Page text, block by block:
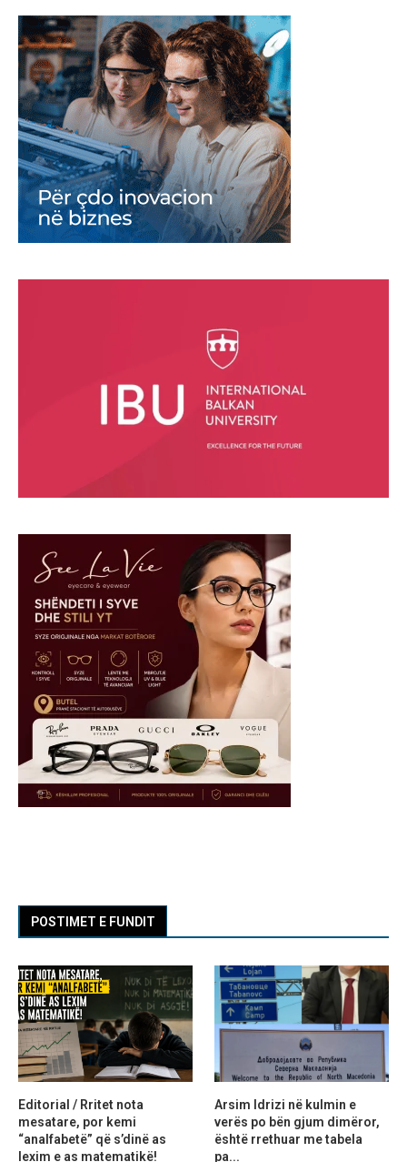
POSTIMET E FUNDIT
Editorial / Rritet nota
mesatare, por kemi
“analfabetë” që s’dinë as
lexim e as matematikë!
Arsim Idrizi në kulmin e
verës po bën gjum dimëror,
është rrethuar me tabela
pa...